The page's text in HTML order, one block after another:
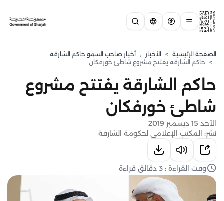
الصفحة الرئيسية > الأخبار , أخبار صاحب السمو حاكم الشارقة
> حاكم الشارقة يفتتح مشروع شاطئ خورفكان
حاكم الشارقة يفتتح مشروع
شاطئ خورفكان
الأحد 15 ديسمبر 2019
نشر: المكتب الإعلامي لحكومة الشارقة
وقت القراءة : 3 دقائق قراءة